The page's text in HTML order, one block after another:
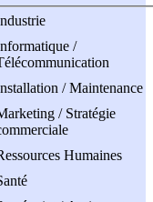
/
/ Maintenance
/ Stratégie
Humaines